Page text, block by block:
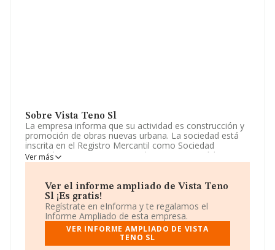
Sobre Vista Teno Sl
La empresa informa que su actividad es construcción y
promoción de obras nuevas urbana. La sociedad está
inscrita en el Registro Mercantil como Sociedad
Limitada. Su CNAE corresponde a 4101 con código
'%cnae%'. La sociedad no tiene actividad en mercados
La plantilla ha crecido un 200% y según las cifras
existentes en la base de datos de INFORMA, el número
de empleados ha estado por encima de la media de
sector.
Para ponerse en contacto con sus oficinas, la empresa
Ver más
Ver el informe ampliado de Vista Teno
Sl ¡Es gratis!
Regístrate en eInforma y te regalamos el
Informe Ampliado de esta empresa.
VER INFORME AMPLIADO DE VISTA
TENO SL